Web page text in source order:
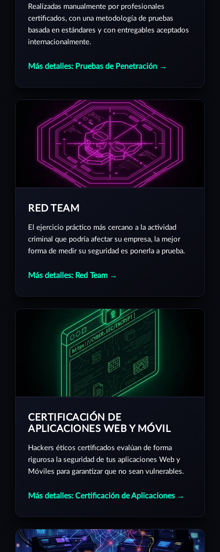
Realizadas manualmente por profesionales
certificados, con una metodología de pruebas
basada en estándares y con entregables aceptados
internacionalmente.
Más detalles: Pruebas de Penetración →
RED TEAM
El ejercicio práctico más cercano a la actividad
criminal que podría afectar su empresa, la mejor
forma de medir su seguridad es ponerla a prueba.
Más detalles: Red Team →
CERTIFICACIÓN DE
APLICACIONES WEB Y MÓVIL
Hackers éticos certificados evalúan de forma
rigurosa la seguridad de tus aplicaciones Web y
Móviles para garantizar que no sean vulnerables.
Más detalles: Certificación de Aplicaciones →